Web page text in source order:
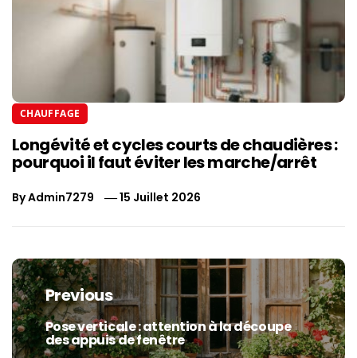
CHAUFFAGE
Longévité et cycles courts de chaudières :
pourquoi il faut éviter les marche/arrêt
ByAdmin7279 15 Juillet 2026
Navigation
de
l’article
Previous
Previous
post:
Pose verticale : attention à la découpe
des appuis de fenêtre